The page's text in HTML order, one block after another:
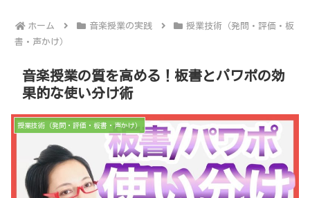
ホーム 音楽授業の実践
授業技術（発問・評価・板
書・声かけ）
音楽授業の質を高める！板書とパワポの効
果的な使い分け術
授業技術（発問・評価・板書・声かけ）